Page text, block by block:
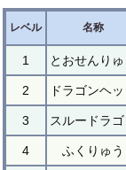
レベル 名称
1 とおせんりゅ
2 ドラゴンヘッ
3 スルードラゴ
4 ふくりゅう